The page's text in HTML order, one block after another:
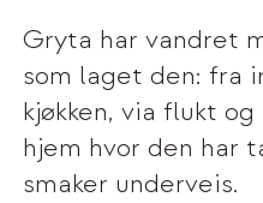
Gryta har vandret
som laget den: fra
kjøkken, via flukt
hjem hvor den har
smaker underveis.